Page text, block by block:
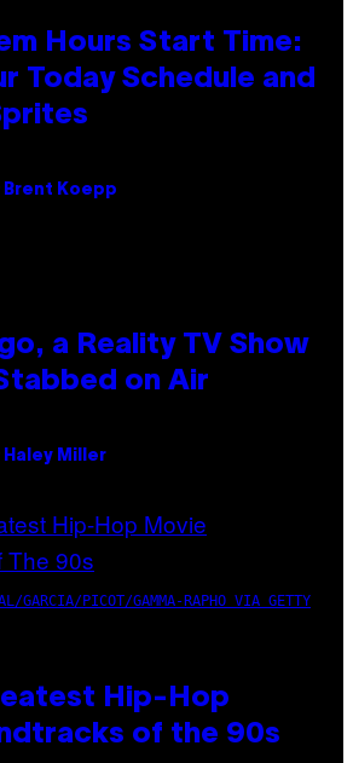
Hours Start Time:
Today Schedule and
Brent Koepp
a Reality TV Show
on Air
Haley Miller
GARCIA/PICOT/GAMMA-RAPHO VIA GETTY
Hip-Hop
of the 90s